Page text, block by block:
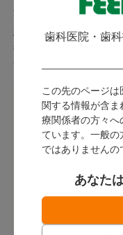
歯科医院・歯
この先のページ
関する情報が含ま
療関係者の方々へ
ています。一般
ではありませんの
あなた
1件
松風 / 最大4mm深さま
括裏層および充填に対応
ロアブルタイプ。
発送：
ログイン後に価格が
されます。
会員限定コンテンツ
のご利用は、
会員登
が必要です。
会員の方は、ログイ
ン